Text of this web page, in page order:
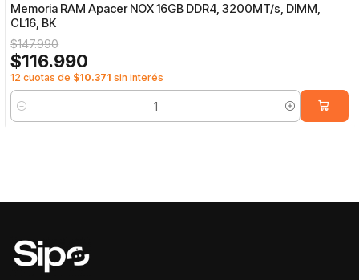
Memoria RAM Apacer NOX 16GB DDR4, 3200MT/s, DIMM,
CL16, BK
$147.990
$116.990
12 cuotas de $10.371 sin interés
Cantidad